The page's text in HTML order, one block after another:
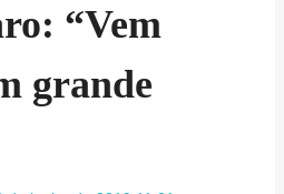
“Vem
grande